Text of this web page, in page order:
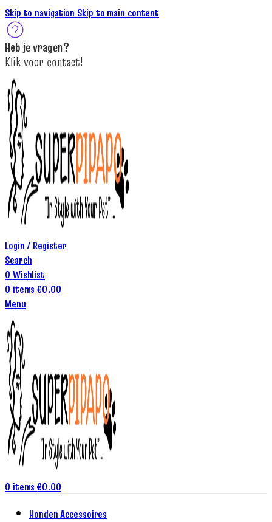
Skip to navigation Skip to main content
Heb jevragen?
Klikvoor contact!
Login / Register
Search
0 Wishlist
0 items €0.00
Menu
0 items €0.00
Honden Accessoires